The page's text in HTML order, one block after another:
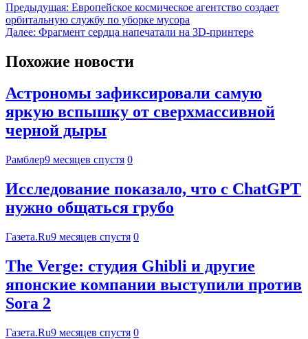
Предыдущая: Европейское космическое агентство создает
орбитальную службу по уборке мусора
Далее: Фрагмент сердца напечатали на 3D-принтере
Похожие новости
Астрономы зафиксировали самую
яркую вспышку от сверхмассивной
черной дыры
Рамблер9 месяцев спустя 0
Исследование показало, что с ChatGPT
нужно общаться грубо
Газета.Ru9 месяцев спустя 0
The Verge: студия Ghibli и другие
японские компании выступили против
Sora 2
Газета.Ru9 месяцев спустя 0